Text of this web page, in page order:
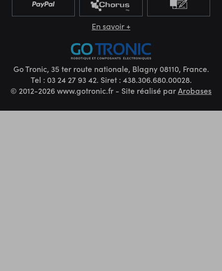
En savoir +
Go Tronic, 35 ter route nationale, Blagny 08110, France.
Tel : 03 24 27 93 42. Siret : 438.306.680.00028.
© 2012-2026 www.gotronic.fr - Site réalisé parArobases